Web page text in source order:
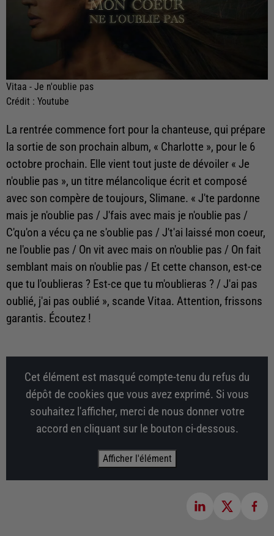
Vitaa - Je n'oublie pas
Crédit : Youtube
La rentrée commence fort pour la chanteuse, qui prépare
la sortie de son prochain album, « Charlotte », pour le 6
octobre prochain. Elle vient tout juste de dévoiler « Je
n'oublie pas », un titre mélancolique écrit et composé
avec son compère de toujours, Slimane. « J'te pardonne
mais je n'oublie pas / J'fais avec mais je n'oublie pas /
C'qu'on a vécu ça ne s'oublie pas / J't'ai laissé mon coeur,
ne l'oublie pas / On vit avec mais on n'oublie pas / On fait
semblant mais on n'oublie pas / Et cette chanson, est-ce
que tu l'oublieras ? Est-ce que tu m'oublieras ? / J'ai pas
oublié, j'ai pas oublié », scande Vitaa. Attention, frissons
garantis. Écoutez !
Cet élément est masqué compte-tenu du refus du
dépôt de cookies que vous avez exprimé. Si vous
souhaitez l'afficher, merci de nous donner votre
accord en cliquant sur le bouton ci-dessous.
Afficher l'élément